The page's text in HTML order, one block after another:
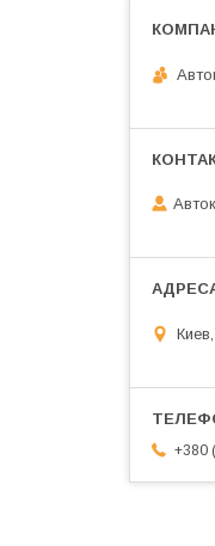
+380